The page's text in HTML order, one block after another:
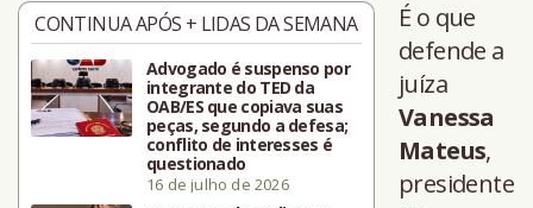
CONTINUA APÓS + LIDAS DA SEMANA
Advogado é suspenso por
integrante do TED da
OAB/ES que copiava suas
peças, segundo a defesa;
conflito de interesses é
questionado
16 de julho de 2026
É o que
defende a
juíza
Vanessa
Mateus,
presidente